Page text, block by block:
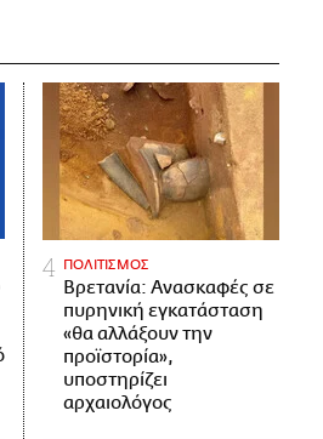
ΠΟΛΙΤΙΣΜΟΣ
Βρετανία: Ανασκαφές σε
πυρηνική εγκατάσταση
«θα αλλάξουν την
προϊστορία»,
υποστηρίζει
αρχαιολόγος